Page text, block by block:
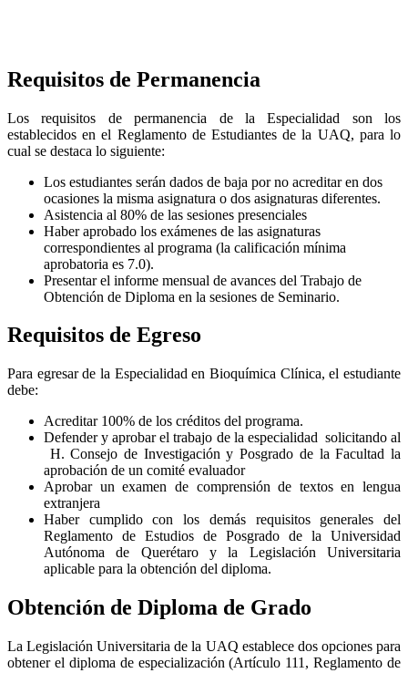
Requisitos de Permanencia
Los requisitos de permanencia de la Especialidad son los
establecidos en el Reglamento de Estudiantes de la UAQ, para lo
cual se destaca lo siguiente:
Los estudiantes serán dados de baja por no acreditar en dos
ocasiones la misma asignatura o dos asignaturas diferentes.
Asistencia al 80% de las sesiones presenciales
Haber aprobado los exámenes de las asignaturas
correspondientes al programa (la calificación mínima
aprobatoria es 7.0).
Presentar el informe mensual de avances del Trabajo de
Obtención de Diploma en la sesiones de Seminario.
Requisitos de Egreso
Para egresar de la Especialidad en Bioquímica Clínica, el estudiante
debe:
Acreditar 100% de los créditos del programa.
Defender y aprobar el trabajo de la especialidad solicitando al
H. Consejo de Investigación y Posgrado de la Facultad la
aprobación de un comité evaluador
Aprobar un examen de comprensión de textos en lengua
extranjera
Haber cumplido con los demás requisitos generales del
Reglamento de Estudios de Posgrado de la Universidad
Autónoma de Querétaro y la Legislación Universitaria
aplicable para la obtención del diploma.
Obtención de Diploma de Grado
La Legislación Universitaria de la UAQ establece dos opciones para
obtener el diploma de especialización (Artículo 111, Reglamento de